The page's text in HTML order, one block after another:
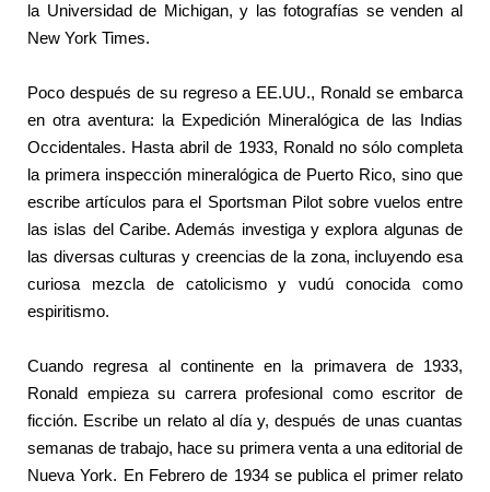
la Universidad de Michigan, y las fotografías se venden al
New York Times.
Poco después de su regreso a EE.UU., Ronald se embarca
en otra aventura: la Expedición Mineralógica de las Indias
Occidentales. Hasta abril de 1933, Ronald no sólo completa
la primera inspección mineralógica de Puerto Rico, sino que
escribe artículos para el Sportsman Pilot sobre vuelos entre
las islas del Caribe. Además investiga y explora algunas de
las diversas culturas y creencias de la zona, incluyendo esa
curiosa mezcla de catolicismo y vudú conocida como
espiritismo.
Cuando regresa al continente en la primavera de 1933,
Ronald empieza su carrera profesional como escritor de
ficción. Escribe un relato al día y, después de unas cuantas
semanas de trabajo, hace su primera venta a una editorial de
Nueva York. En Febrero de 1934 se publica el primer relato